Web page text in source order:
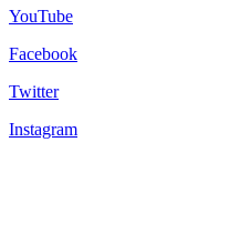
YouTube
Facebook
Twitter
Instagram